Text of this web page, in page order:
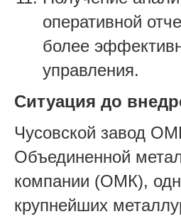
оперативной
более
управления.
Ситуация до
Чусовской завод
Объединенной
компании (ОМК),
крупнейших